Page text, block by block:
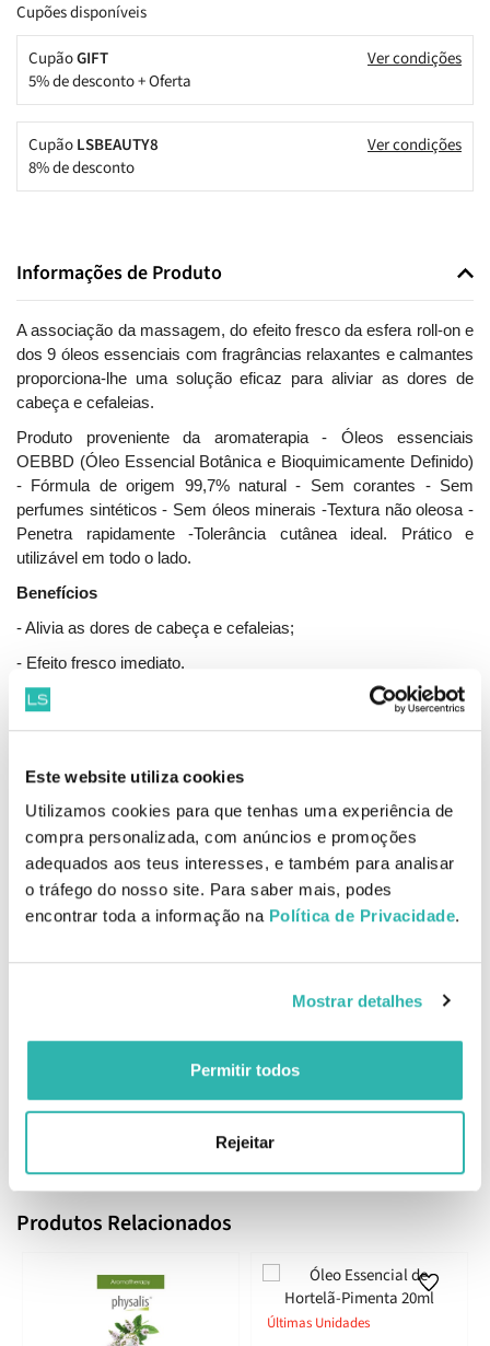
Este website utiliza cookies
Utilizamos cookies para que tenhas uma experiência de
compra personalizada, com anúncios e promoções
adequados aos teus interesses, e também para analisar
o tráfego do nosso site. Para saber mais, podes
encontrar toda a informação na Política de Privacidade.
Mostrar detalhes
Permitir todos
Rejeitar
Cupões disponíveis
CupãoGIFT
5% de desconto + Oferta
Ver condições
CupãoLSBEAUTY8
8% de desconto
Ver condições
Informações de Produto
A associação da massagem, do efeito fresco da esfera roll-on e
dos 9 óleos essenciais com fragrâncias relaxantes e calmantes
proporciona-lhe uma solução eficaz para aliviar as dores de
cabeça e cefaleias.
Produto proveniente da aromaterapia - Óleos essenciais
OEBBD (Óleo Essencial Botânica e Bioquimicamente Definido)
- Fórmula de origem 99,7% natural - Sem corantes - Sem
perfumes sintéticos - Sem óleos minerais -Textura não oleosa -
Penetra rapidamente -Tolerância cutânea ideal. Prático e
utilizável em todo o lado.
Benefícios
- Alivia as dores de cabeça e cefaleias;
- Efeito fresco imediato.
Composição:
Eucalyptus globulus, lavanda verdadeira,
Como Usar:Agite bem antes de cada aplicação. Quando sentir
uma sensação de dor, massaje cada "ponto de acupressão"
(têmporas, sobrancelhas, nuca, músculos trapézios) -consulte
a imagem na abertura da embalagem- durante cerca de 5
segundos com a esfera de massagem, efetuando círculos
concêntricos. Repita se necessário.
mulheres grávidas ou lactantes, pessoas com antecedentes de
salicilatos. Em pessoas a fazer tratamento médico e crianças,
alcance das crianças. Não utilizar em pessoas alérgicas sem
efetuar primeiro um teste cutâneo. Uso externo.
Produtos Relacionados
Últimas Unidades